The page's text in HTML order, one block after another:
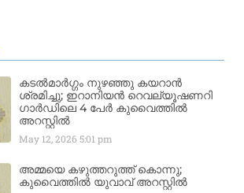
കടൽമാർഗ്ഗം നുഴഞ്ഞു കയറാൻ
ശ്രമിച്ചു; ഇറാനിയൻ റെവല്യൂഷണറി
ഗാർഡിലെ 4 പേർ കുവൈത്തിൽ
അറസ്റ്റിൽ
May 12, 20265:01 pm
അമ്മയെ കഴുത്തറുത്ത് കൊന്നു;
കുവൈത്തിൽ യുവാവ് അറസ്റ്റിൽ